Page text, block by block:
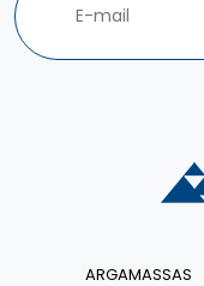
ARGAMASSAS